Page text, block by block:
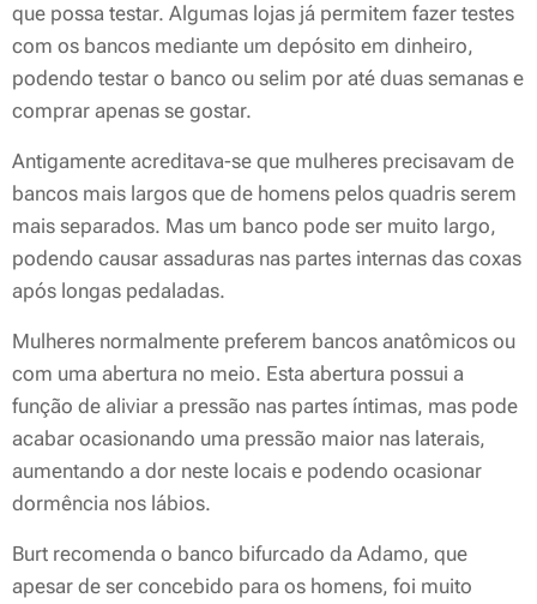
que possa testar. Algumas lojas já permitem fazer testes
com os bancos mediante um depósito em dinheiro,
podendo testar o banco ou selim por até duas semanas e
comprar apenas se gostar.
Antigamente acreditava-se que mulheres precisavam de
bancos mais largos que de homens pelos quadris serem
mais separados. Mas um banco pode ser muito largo,
podendo causar assaduras nas partes internas das coxas
após longas pedaladas.
Mulheres normalmente preferem bancos anatômicos ou
com uma abertura no meio. Esta abertura possui a
função de aliviar a pressão nas partes íntimas, mas pode
acabar ocasionando uma pressão maior nas laterais,
aumentando a dor neste locais e podendo ocasionar
dormência nos lábios.
Burt recomenda o banco bifurcado da Adamo, que
apesar de ser concebido para os homens, foi muito